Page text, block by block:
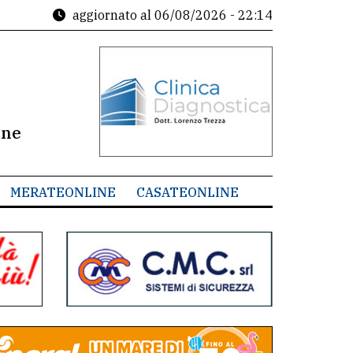
aggiornato al 06/08/2026 - 22:14
MERATEONLINE CASATEONLINE